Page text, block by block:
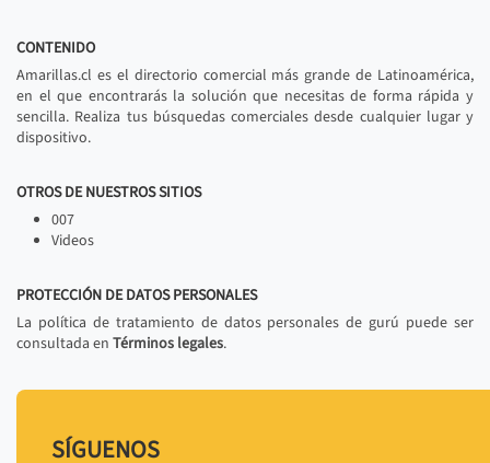
CONTENIDO
Amarillas.cl es el directorio comercial más grande de Latinoamérica,
en el que encontrarás la solución que necesitas de forma rápida y
sencilla. Realiza tus búsquedas comerciales desde cualquier lugar y
dispositivo.
OTROS DE NUESTROS SITIOS
007
Videos
PROTECCIÓN DE DATOS PERSONALES
La política de tratamiento de datos personales de gurú puede ser
consultada en Términos legales.
SÍGUENOS